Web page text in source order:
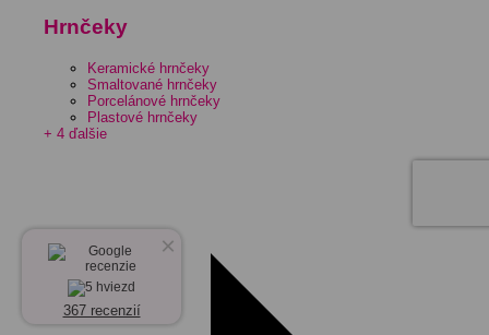
Hrnčeky
Keramické hrnčeky
Smaltované hrnčeky
Porcelánové hrnčeky
Plastové hrnčeky
+ 4 ďalšie
×
367 recenzií